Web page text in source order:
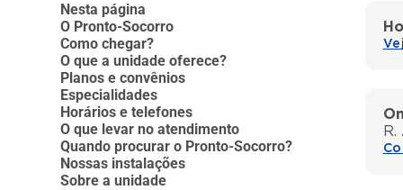
Nesta página
O Pronto-Socorro
Como chegar?
O que a unidade oferece?
Planos e convênios
Especialidades
Horários e telefones
O que levar no atendimento
Quando procurar o Pronto-Socorro?
Nossas instalações
Sobre a unidade